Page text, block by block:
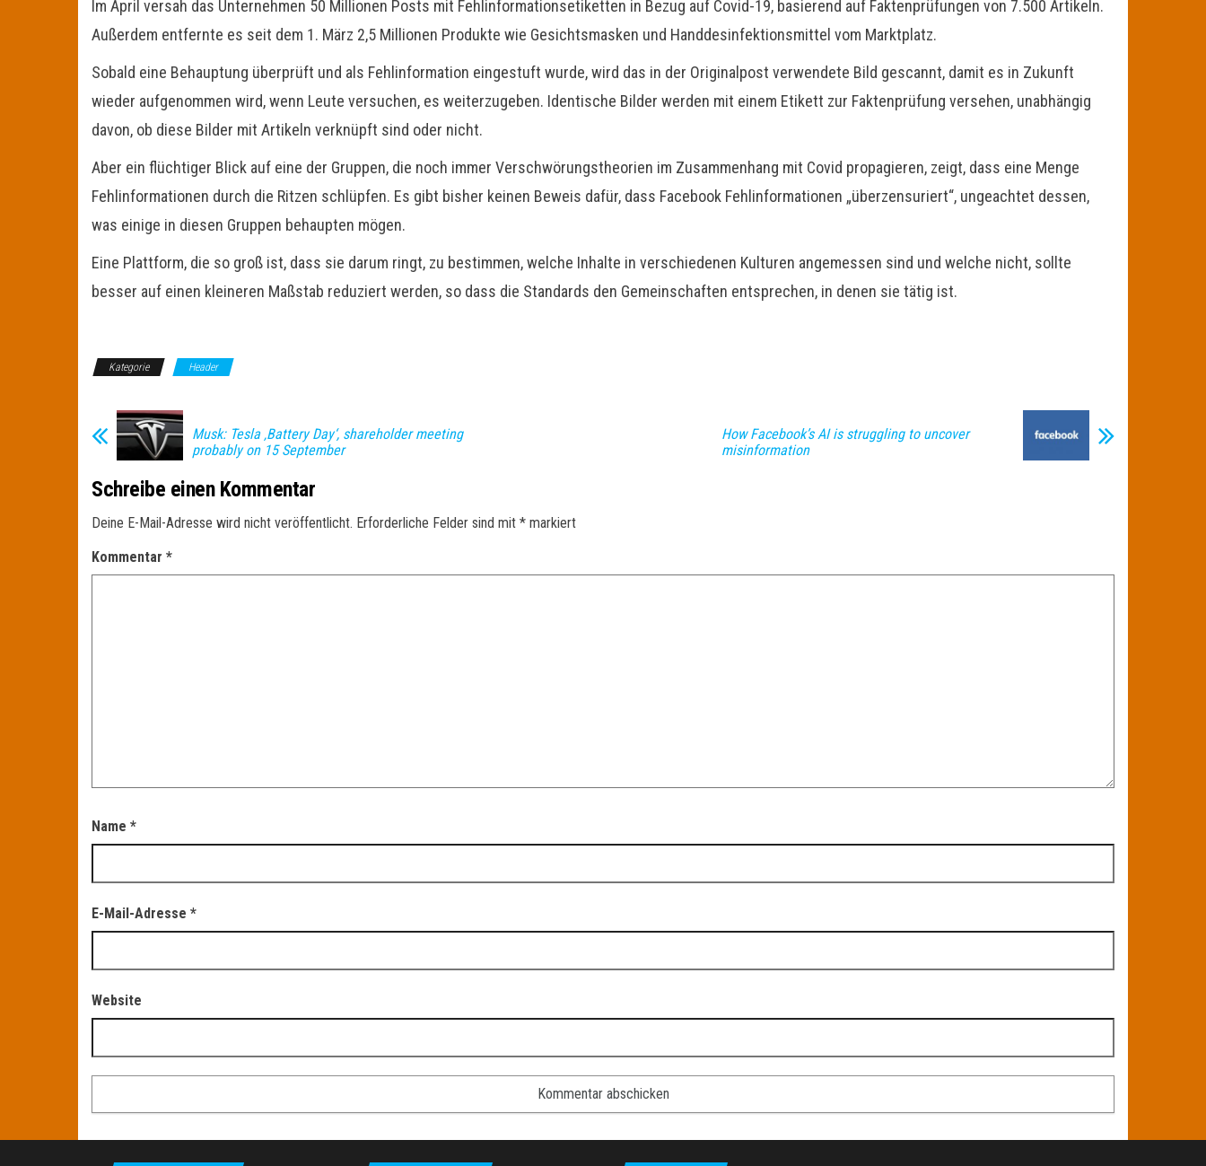
Im April versah das Unternehmen 50 Millionen Posts mit Fehlinformationsetiketten in Bezug auf Covid-19, basierend auf Faktenprüfungen von 7.500 Artikeln.
Außerdem entfernte es seit dem 1. März 2,5 Millionen Produkte wie Gesichtsmasken und Handdesinfektionsmittel vom Marktplatz.
Sobald eine Behauptung überprüft und als Fehlinformation eingestuft wurde, wird das in der Originalpost verwendete Bild gescannt, damit es in Zukunft
wieder aufgenommen wird, wenn Leute versuchen, es weiterzugeben. Identische Bilder werden mit einem Etikett zur Faktenprüfung versehen, unabhängig
davon, ob diese Bilder mit Artikeln verknüpft sind oder nicht.
Aber ein flüchtiger Blick auf eine der Gruppen, die noch immer Verschwörungstheorien im Zusammenhang mit Covid propagieren, zeigt, dass eine Menge
Fehlinformationen durch die Ritzen schlüpfen. Es gibt bisher keinen Beweis dafür, dass Facebook Fehlinformationen „überzensuriert“, ungeachtet dessen,
was einige in diesen Gruppen behaupten mögen.
Eine Plattform, die so groß ist, dass sie darum ringt, zu bestimmen, welche Inhalte in verschiedenen Kulturen angemessen sind und welche nicht, sollte
besser auf einen kleineren Maßstab reduziert werden, so dass die Standards den Gemeinschaften entsprechen, in denen sie tätig ist.
Kategorie Header
Musk: Tesla ‚Battery Day‘, shareholder meeting
probably on 15 September
How Facebook’s AI is struggling to uncover
misinformation
Schreibe einen Kommentar
Deine E-Mail-Adresse wird nicht veröffentlicht. Erforderliche Felder sind mit * markiert
Kommentar *
Name *
E-Mail-Adresse *
Website